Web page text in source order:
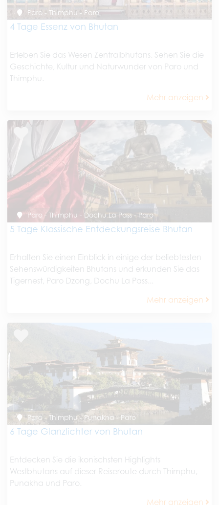
Paro - Thimphu - Paro
4 Tage Essenz von Bhutan
Erleben Sie das Wesen Zentralbhutans. Sehen Sie die
Geschichte, Kultur und Naturwunder von Paro und
Thimphu.
Mehr anzeigen
Paro - Thimphu - Dochu La Pass - Paro
5 Tage Klassische Entdeckungsreise Bhutan
Erhalten Sie einen Einblick in einige der beliebtesten
Sehenswürdigkeiten Bhutans und erkunden Sie das
Tigernest, Paro Dzong, Dochu La Pass...
Mehr anzeigen
Paro - Thimphu - Punakha - Paro
6 Tage Glanzlichter von Bhutan
Entdecken Sie die ikonischsten Highlights
Westbhutans auf dieser Reiseroute durch Thimphu,
Punakha und Paro.
Mehr anzeigen